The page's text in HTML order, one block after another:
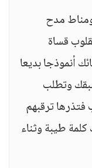
مدح
قساة
أنموذجا بديعا
وتطلب
ترقبهم
طيبة وثناء